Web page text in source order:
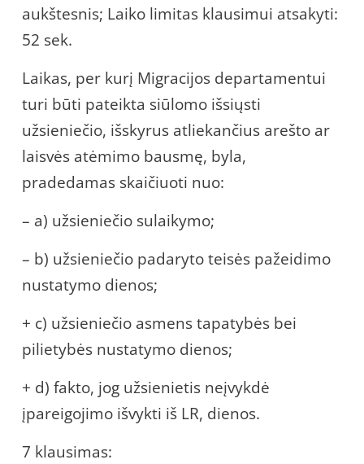
aukštesnis; Laiko limitas klausimui atsakyti:
52 sek.
Laikas, per kurį Migracijos departamentui
turi būti pateikta siūlomo išsiųsti
užsieniečio, išskyrus atliekančius arešto ar
laisvės atėmimo bausmę, byla,
pradedamas skaičiuoti nuo:
– a) užsieniečio sulaikymo;
– b) užsieniečio padaryto teisės pažeidimo
nustatymo dienos;
+ c) užsieniečio asmens tapatybės bei
pilietybės nustatymo dienos;
+ d) fakto, jog užsienietis neįvykdė
įpareigojimo išvykti iš LR, dienos.
7 klausimas: